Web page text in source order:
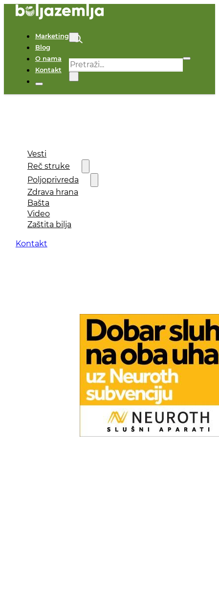
Marketing
Blog
O nama
Kontakt
Pretraga
Vesti
Reč struke
Poljoprivreda
Zdrava hrana
Bašta
Video
Zaštita bilja
Kontakt